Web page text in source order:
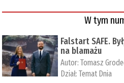
W tym
Falstart SAFE.
na blamażu
Autor:Tomasz
Dział:Temat Dnia